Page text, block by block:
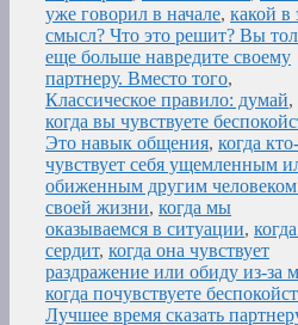
уже говорил в начале, какой в
смысл? Что это решит? Вы
еще больше навредите своему
партнеру. Вместо того,
Классическое правило: думай,
когда вы чувствуете
Это навык общения, когда
чувствует себя ущемленным
обиженным другим
своей жизни, когда мы
оказываемся в ситуации,
сердит, когда она чувствует
раздражение или обиду из-за
когда почувствуете
Лучшее время сказать